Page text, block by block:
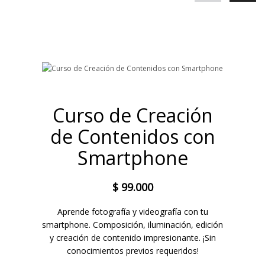
Curso de Creación
de Contenidos con
Smartphone
$99.000
Aprende fotografía y videografía con tu
smartphone. Composición, iluminación, edición
y creación de contenido impresionante. ¡Sin
conocimientos previos requeridos!